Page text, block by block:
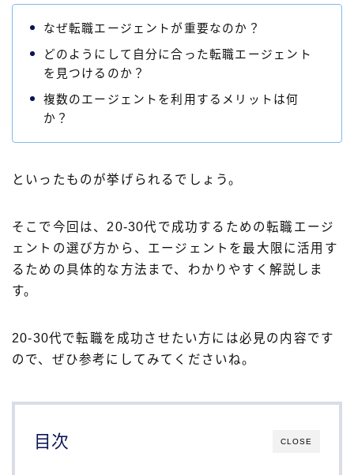
なぜ転職エージェントが重要なのか？
どのようにして自分に合った転職エージェント
を見つけるのか？
複数のエージェントを利用するメリットは何
か？
といったものが挙げられるでしょう。
そこで今回は、20-30代で成功するための転職エージ
ェントの選び方から、エージェントを最大限に活用す
るための具体的な方法まで、わかりやすく解説しま
す。
20-30代で転職を成功させたい方には必見の内容です
ので、ぜひ参考にしてみてくださいね。
CLOSE
目次